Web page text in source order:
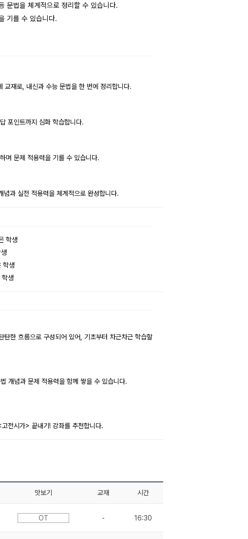
문법을 체계적으로 정리할 수 있습니다.
기를 수 있습니다.
교재로, 내신과 수능 문법을 한 번에 정리합니다.
포인트까지 심화 학습합니다.
며 문제 적용력을 기를 수 있습니다.
념과 실전 적용력을 체계적으로 완성합니다.
학생
학생
학생
한 흐름으로 구성되어 있어, 기초부터 차근차근 학습할
개념과 문제 적용력을 함께 쌓을 수 있습니다.
전시가> 끝내기! 강좌를 추천합니다.
맛보기 교재 시간
OT - 16:30